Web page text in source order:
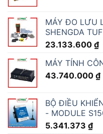
MÁY ĐO LƯU
SHENGDA
23.133.600 ₫
MÁY TÍNH
43.740.000 ₫
BỘ ĐIỀU
- MODULE
5.341.373 ₫